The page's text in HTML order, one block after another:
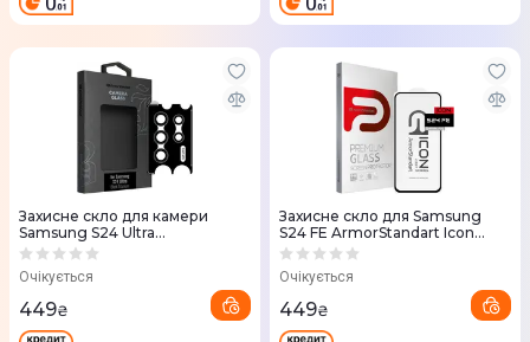
Захисне скло для камери
Samsung S24 Ultra
ArmorStandart Supreme Black
Очікується
449₴
Захисне скло для Samsung
S24 FE ArmorStandart Icon
(Black)
Очікується
449₴